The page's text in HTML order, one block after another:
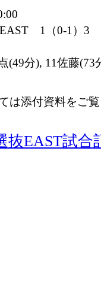
EAST 1（0-1
(49分), 11佐藤(73
は添付資料をご
抜EAST試合